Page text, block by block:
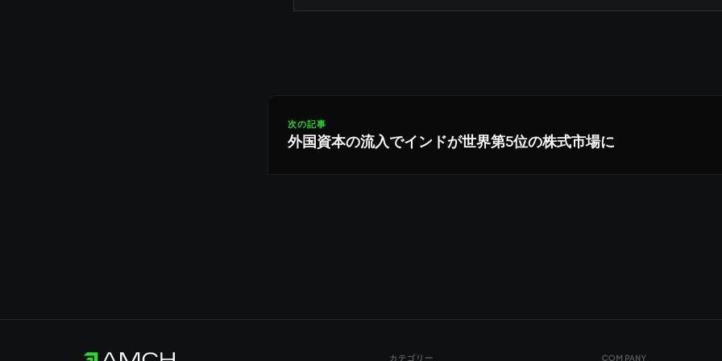
次の記事
外国資本の流入でインドが世界第5位の株式市場に
カテゴリー COMPANY